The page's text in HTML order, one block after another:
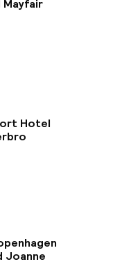
Hotel
Joanne